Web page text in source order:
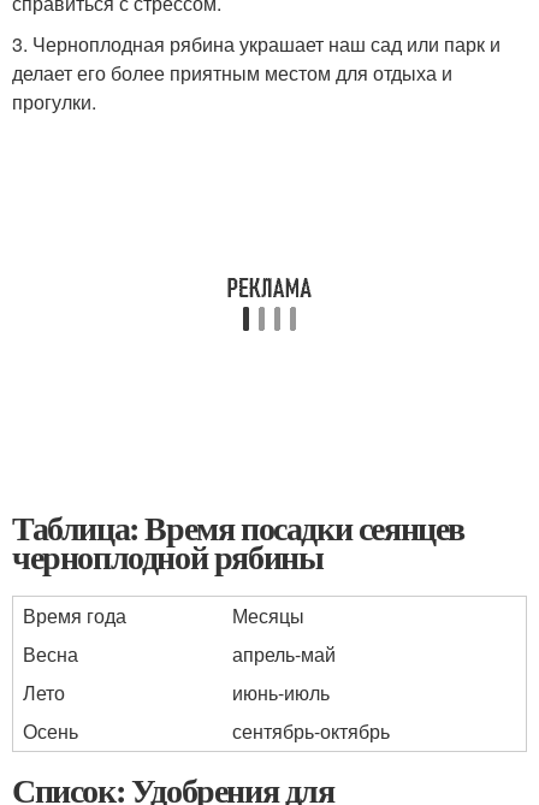
3. Черноплодная рябина украшает наш сад или парк и
делает его более приятным местом для отдыха и
прогулки.
Таблица: Время посадки сеянцев
черноплодной рябины
Время года
Месяцы
Весна
апрель-май
Лето
июнь-июль
Осень
сентябрь-октябрь
Список: Удобрения для